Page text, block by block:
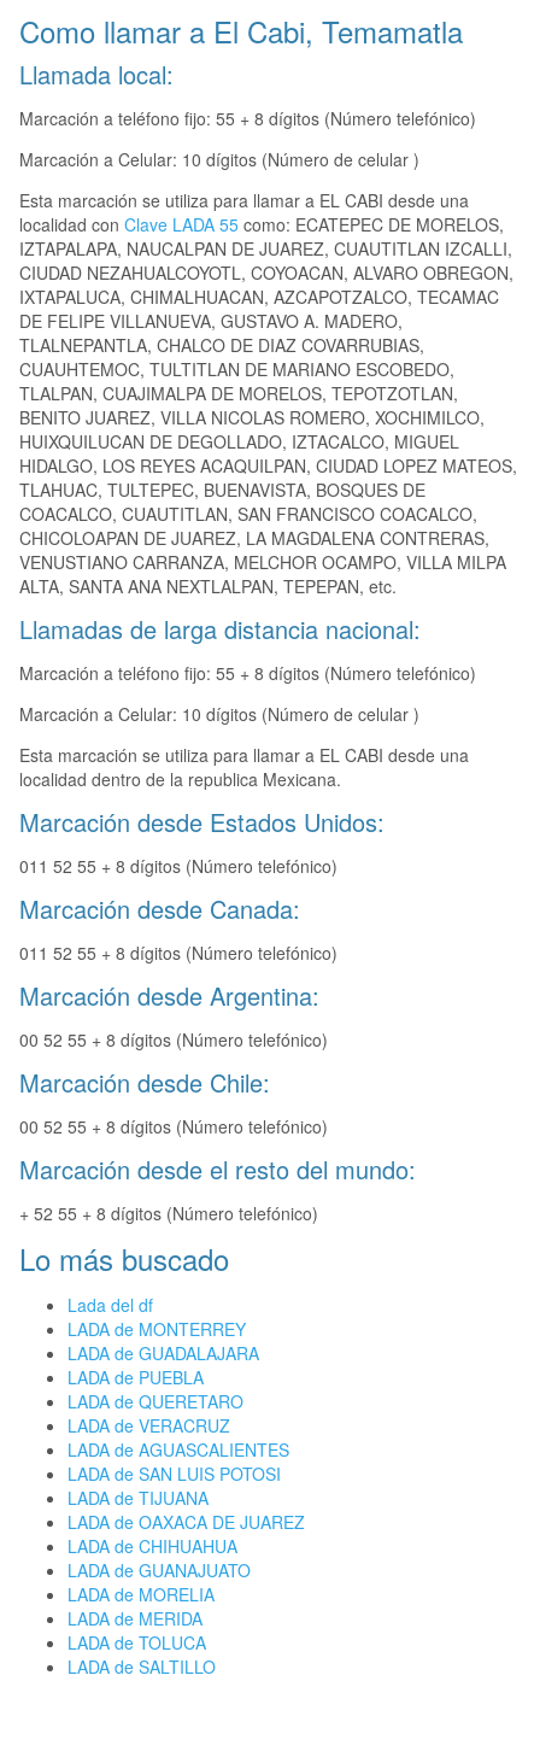
Como llamar a El Cabi, Temamatla
Llamada local:
Marcación a teléfono fijo: 55 + 8 dígitos (Número telefónico)
Marcación a Celular: 10 dígitos (Número de celular )
Esta marcación se utiliza para llamar a EL CABI desde una
localidad con Clave LADA 55 como: ECATEPEC DE MORELOS,
IZTAPALAPA, NAUCALPAN DE JUAREZ, CUAUTITLAN IZCALLI,
CIUDAD NEZAHUALCOYOTL, COYOACAN, ALVARO OBREGON,
IXTAPALUCA, CHIMALHUACAN, AZCAPOTZALCO, TECAMAC
DE FELIPE VILLANUEVA, GUSTAVO A. MADERO,
TLALNEPANTLA, CHALCO DE DIAZ COVARRUBIAS,
CUAUHTEMOC, TULTITLAN DE MARIANO ESCOBEDO,
TLALPAN, CUAJIMALPA DE MORELOS, TEPOTZOTLAN,
BENITO JUAREZ, VILLA NICOLAS ROMERO, XOCHIMILCO,
HUIXQUILUCAN DE DEGOLLADO, IZTACALCO, MIGUEL
HIDALGO, LOS REYES ACAQUILPAN, CIUDAD LOPEZ MATEOS,
TLAHUAC, TULTEPEC, BUENAVISTA, BOSQUES DE
COACALCO, CUAUTITLAN, SAN FRANCISCO COACALCO,
CHICOLOAPAN DE JUAREZ, LA MAGDALENA CONTRERAS,
VENUSTIANO CARRANZA, MELCHOR OCAMPO, VILLA MILPA
ALTA, SANTA ANA NEXTLALPAN, TEPEPAN, etc.
Llamadas de larga distancia nacional:
Marcación a teléfono fijo: 55 + 8 dígitos (Número telefónico)
Marcación a Celular: 10 dígitos (Número de celular )
Esta marcación se utiliza para llamar a EL CABI desde una
localidad dentro de la republica Mexicana.
Marcación desde Estados Unidos:
011 52 55 + 8 dígitos (Número telefónico)
Marcación desde Canada:
011 52 55 + 8 dígitos (Número telefónico)
Marcación desde Argentina:
00 52 55 + 8 dígitos (Número telefónico)
Marcación desde Chile:
00 52 55 + 8 dígitos (Número telefónico)
Marcación desde el resto del mundo:
+ 52 55 + 8 dígitos (Número telefónico)
Lo más buscado
Lada del df
LADA de MONTERREY
LADA de GUADALAJARA
LADA de PUEBLA
LADA de QUERETARO
LADA de VERACRUZ
LADA de AGUASCALIENTES
LADA de SAN LUIS POTOSI
LADA de TIJUANA
LADA de OAXACA DE JUAREZ
LADA de CHIHUAHUA
LADA de GUANAJUATO
LADA de MORELIA
LADA de MERIDA
LADA de TOLUCA
LADA de SALTILLO